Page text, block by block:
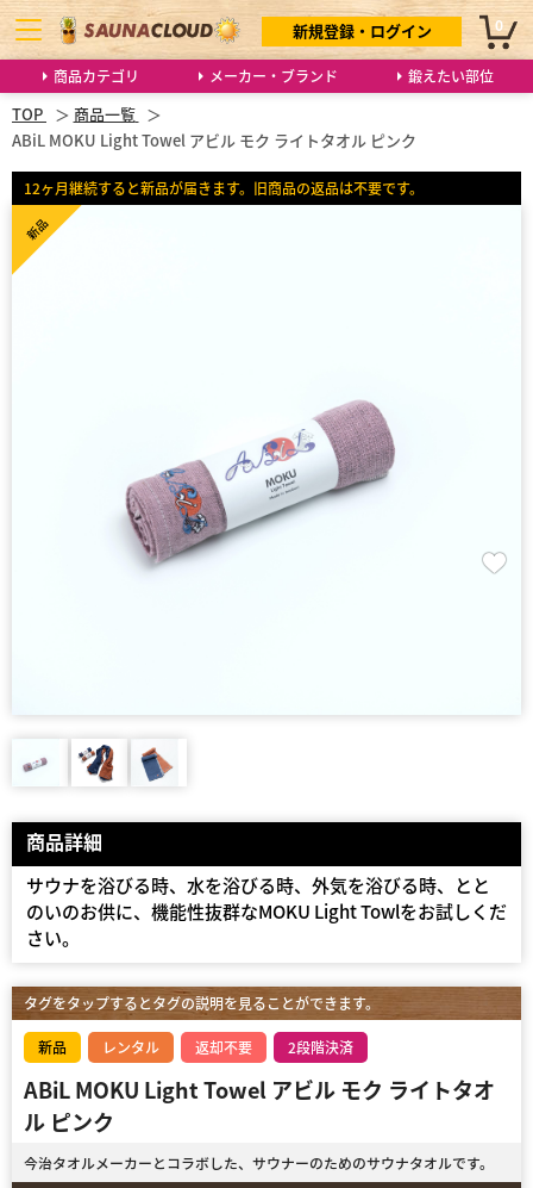
商品カテゴリ メーカー・ブランド 鍛えたい部位
新規登録・ログイン 0
TOP
商品一覧
ABiL MOKU Light Towel アビル モク ライトタオル ピンク
12ヶ月継続すると新品が届きます。旧商品の返品は不要です。
新品
商品詳細
サウナを浴びる時、水を浴びる時、外気を浴びる時、とと
のいのお供に、機能性抜群なMOKU Light Towlをお試しくだ
さい。
タグをタップするとタグの説明を見ることができます。
新品 レンタル 返却不要 2段階決済
ABiL MOKU Light Towel アビル モク ライトタオ
ル ピンク
今治タオルメーカーとコラボした、サウナーのためのサウナタオルです。